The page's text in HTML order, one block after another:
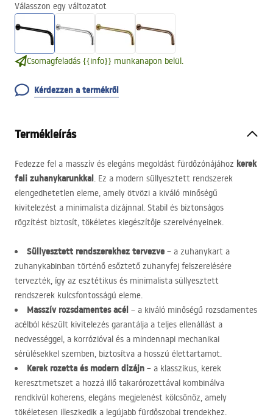
Válasszon egy változatot
Csomagfeladás {{info}} munkanapon belül.
Kérdezzen a termékről
Termékleírás
Fedezze fel a masszív és elegáns megoldást fürdőzónájához kerek
fali zuhanykarunkkal. Ez a modern süllyesztett rendszerek
elengedhetetlen eleme, amely ötvözi a kiváló minőségű
kivitelezést a minimalista dizájnnal. Stabil és biztonságos
rögzítést biztosít, tökéletes kiegészítője szerelvényeinek.
Süllyesztett rendszerekhez tervezve – a zuhanykart a
zuhanykabinban történő esőztető zuhanyfej felszerelésére
tervezték, így az esztétikus és minimalista süllyesztett
rendszerek kulcsfontosságú eleme.
Masszív rozsdamentes acél – a kiváló minőségű rozsdamentes
acélból készült kivitelezés garantálja a teljes ellenállást a
nedvességgel, a korrózióval és a mindennapi mechanikai
sérülésekkel szemben, biztosítva a hosszú élettartamot.
Kerek rozetta és modern dizájn – a klasszikus, kerek
keresztmetszet a hozzá illő takarórozettával kombinálva
rendkívül koherens, elegáns megjelenést kölcsönöz, amely
tökéletesen illeszkedik a legújabb fürdőszobai trendekhez.